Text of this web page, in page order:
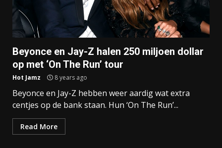
Beyonce en Jay-Z halen 250 miljoen dollar
op met ‘On The Run’ tour
Hot Jamz 8 years ago
Beyonce en Jay-Z hebben weer aardig wat extra
centjes op de bank staan. Hun ‘On The Run’...
Read More